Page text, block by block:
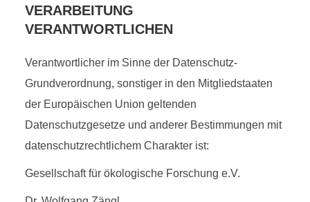
VERARBEITUNG
VERANTWORTLICHEN
Verantwortlicher im Sinne der Datenschutz-
Grundverordnung, sonstiger in den Mitgliedstaaten
der Europäischen Union geltenden
Datenschutzgesetze und anderer Bestimmungen mit
datenschutzrechtlichem Charakter ist:
Gesellschaft für ökologische Forschung e.V.